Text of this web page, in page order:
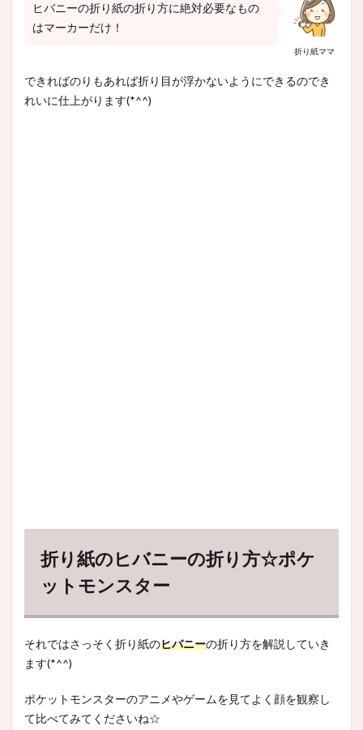
折り紙ママ
ヒバニーの折り紙の折り方に絶対必要なもの
はマーカーだけ！
できればのりもあれば折り目が浮かないようにできるのでき
れいに仕上がります(*^^)
折り紙のヒバニーの折り方☆ポケ
ットモンスター
それではさっそく折り紙のヒバニーの折り方を解説していき
ます(*^^)
ポケットモンスターのアニメやゲームを見てよく顔を観察し
て比べてみてくださいね☆